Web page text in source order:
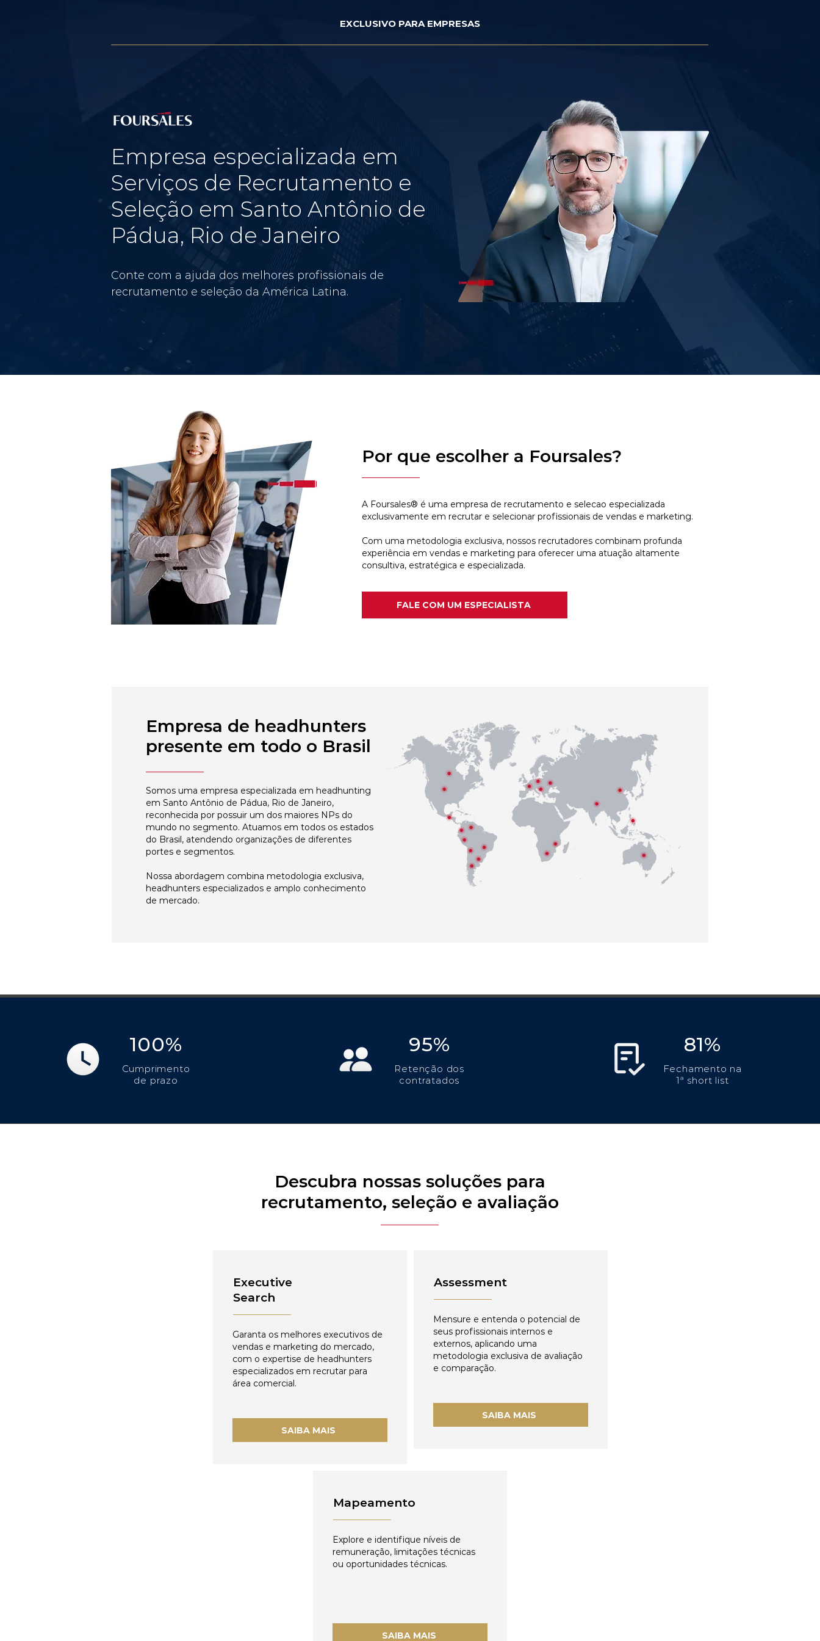
EXCLUSIVO PARA EMPRESAS
Empresa especializada em
Serviços de Recrutamento e
Seleção em Santo Antônio de
Pádua, Rio de Janeiro
Conte com a ajuda dos melhores profissionais de
recrutamento e seleção da América Latina.
Por que escolher a Foursales?
A Foursales® é uma empresa de recrutamento e selecao especializada
exclusivamente em recrutar e selecionar profissionais de vendas e marketing.
Com uma metodologia exclusiva, nossos recrutadores combinam profunda
experiência em vendas e marketing para oferecer uma atuação altamente
consultiva, estratégica e especializada.
FALE COM UM ESPECIALISTA
Empresa de headhunters
presente em todo o Brasil
Somos uma empresa especializada em headhunting
em Santo Antônio de Pádua, Rio de Janeiro,
reconhecida por possuir um dos maiores NPs do
mundo no segmento. Atuamos em todos os estados
do Brasil, atendendo organizações de diferentes
portes e segmentos.
Nossa abordagem combina metodologia exclusiva,
headhunters especializados e amplo conhecimento
de mercado.
100%
Cumprimento
de prazo
95%
Retenção dos
contratados
81%
Fechamento na
1ª short list
Descubra nossas soluções para
recrutamento, seleção e avaliação
Executive
Search
Garanta os melhores executivos de
vendas e marketing do mercado,
com o expertise de headhunters
especializados em recrutar para
área comercial.
SAIBA MAIS
Assessment
Mensure e entenda o potencial de
seus profissionais internos e
externos, aplicando uma
metodologia exclusiva de avaliação
e comparação.
SAIBA MAIS
Mapeamento
Explore e identifique níveis de
remuneração, limitações técnicas
ou oportunidades técnicas.
SAIBA MAIS